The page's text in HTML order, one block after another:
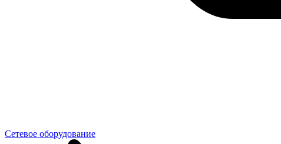
Сетевое оборудование